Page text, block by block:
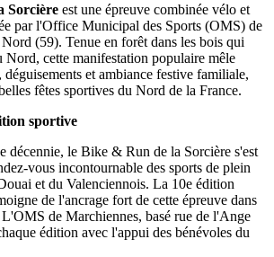
Sorcière est une épreuve combinée vélo et
par l'Office Municipal des Sports (OMS) de
(59). Tenue en forêt dans les bois qui
Nord, cette manifestation populaire mêle
et ambiance festive familiale,
fêtes sportives du Nord de la France.
sportive
décennie, le Bike & Run de la Sorcière s'est
vous incontournable des sports de plein
et du Valenciennois. La 10e édition
de l'ancrage fort de cette épreuve dans
de Marchiennes, basé rue de l'Ange
édition avec l'appui des bénévoles du